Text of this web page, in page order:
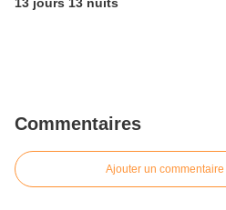
Commentaires
Ajouter un commentaire